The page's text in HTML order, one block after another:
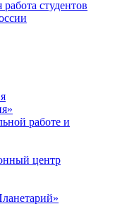
студентов
работе и
центр